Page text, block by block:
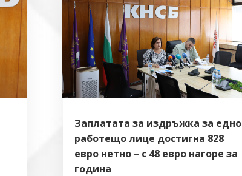
Заплатата за издръжка за едно
работещо лице достигна 828
евро нетно – с 48 евро нагоре за
година